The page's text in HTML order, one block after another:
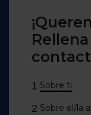
1 Sobre ti
2 Sobre el/la